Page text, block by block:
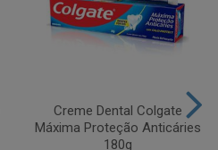
Creme Dental Colgate
Máxima Proteção Anticáries
180g